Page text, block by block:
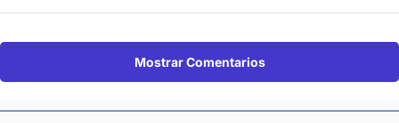
Mostrar Comentarios